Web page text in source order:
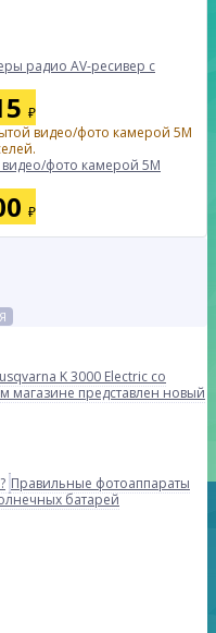
радио AV-ресивер с
₽
фото камерой 5M
₽
K 3000 Electric со
магазине представлен новый
Правильные фотоаппараты
батарей